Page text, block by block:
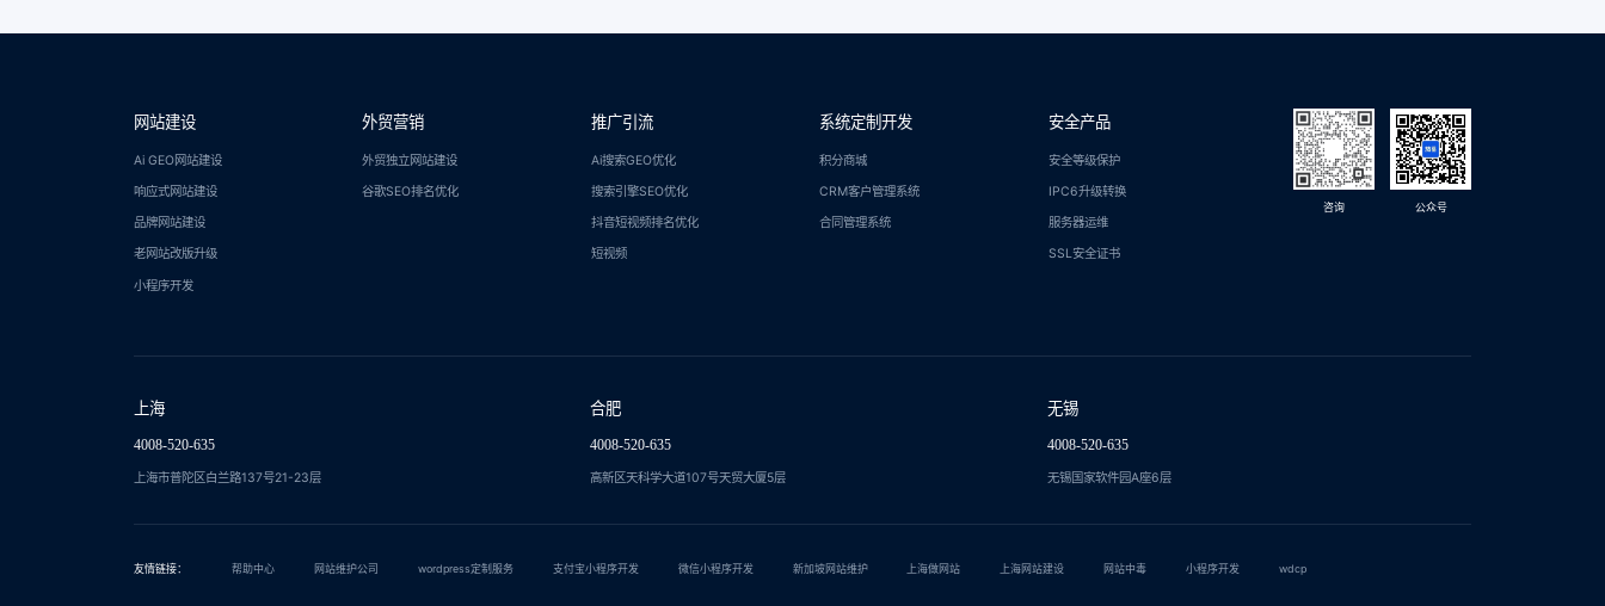
网站建设
Ai GEO网站建设
响应式网站建设
品牌网站建设
老网站改版升级
小程序开发
外贸营销
外贸独立网站建设
谷歌SEO排名优化
推广引流
Ai搜索GEO优化
搜索引擎SEO优化
抖音短视频排名优化
短视频
系统定制开发
积分商城
CRM客户管理系统
合同管理系统
安全产品
安全等级保护
IPC6升级转换
服务器运维
SSL安全证书
咨询 公众号
上海
4008-520-635
上海市普陀区白兰路137号21-23层
合肥
4008-520-635
高新区天科学大道107号天贸大厦5层
无锡
4008-520-635
无锡国家软件园A座6层
友情链接： 帮助中心 网站维护公司 wordpress定制服务 支付宝小程序开发 微信小程序开发 新加坡网站维护 上海做网站 上海网站建设 网站中毒 小程序开发 wdcp